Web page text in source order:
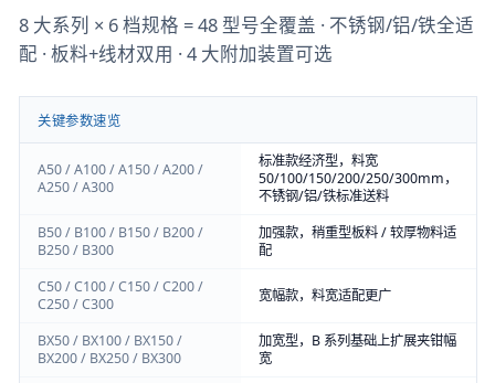
8 大系列 × 6 档规格 = 48 型号全覆盖 · 不锈钢/铝/铁全适
配 · 板料+线材双用 · 4 大附加装置可选
关键参数速览
A50 / A100 / A150 / A200 /
A250 / A300
标准款经济型，料宽
50/100/150/200/250/300mm，
不锈钢/铝/铁标准送料
B50 / B100 / B150 / B200 /
B250 / B300
加强款，稍重型板料 / 较厚物料适
配
C50 / C100 / C150 / C200 /
C250 / C300
宽幅款，料宽适配更广
BX50 / BX100 / BX150 /
BX200 / BX250 / BX300
加宽型，B 系列基础上扩展夹钳幅
宽